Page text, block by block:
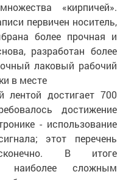
«кирпичей».
первичен носитель,
более прочная и
разработан более
лаковый рабочий
в месте
лентой достигает 700
достижение
- использование
этот перечень
В итоге
наиболее сложным